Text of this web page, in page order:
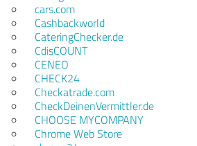
cars.com
Cashbackworld
CateringChecker.de
CdisCOUNT
CENEO
CHECK24
Checkatrade.com
CheckDeinenVermittler.de
CHOOSE MYCOMPANY
Chrome Web Store